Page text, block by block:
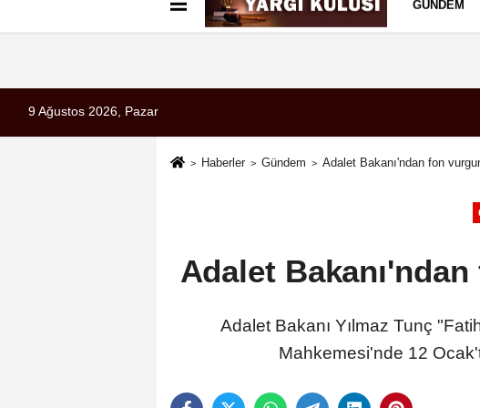
Künye İletişim Çerez Politikası
GÜNDEM
9 Ağustos 2026, Pazar
Haberler Gündem Adalet Bakanı'ndan fon
Adalet
Adalet Bakanı Yılmaz Tunç
Mahkemesi'nde 12